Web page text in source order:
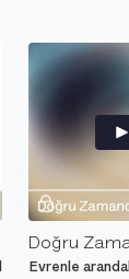
Doğru
Evrenle